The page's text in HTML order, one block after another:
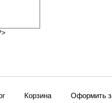
Корзина Оформить